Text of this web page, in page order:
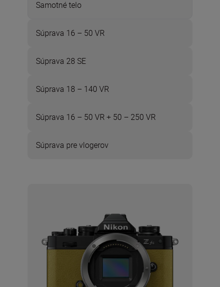
Samotné telo
Súprava 16 – 50 VR
Súprava 28 SE
Súprava 18 – 140 VR
Súprava 16 – 50 VR + 50 – 250 VR
Súprava pre vlogerov